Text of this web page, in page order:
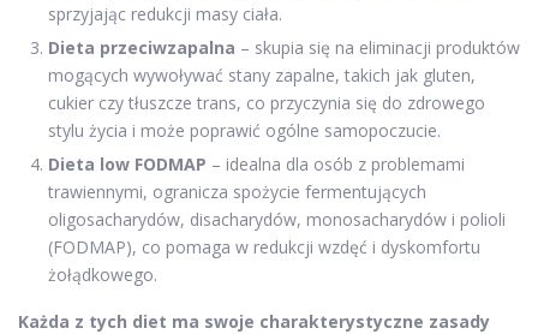
sprzyjając redukcji masy ciała.
Dieta przeciwzapalna – skupia się na eliminacji produktów
mogących wywoływać stany zapalne, takich jak gluten,
cukier czy tłuszcze trans, co przyczynia się do zdrowego
stylu życia i może poprawić ogólne samopoczucie.
Dieta low FODMAP – idealna dla osób z problemami
trawiennymi, ogranicza spożycie fermentujących
oligosacharydów, disacharydów, monosacharydów i polioli
(FODMAP), co pomaga w redukcji wzdęć i dyskomfortu
żołądkowego.
Każda z tych diet ma swoje charakterystyczne zasady